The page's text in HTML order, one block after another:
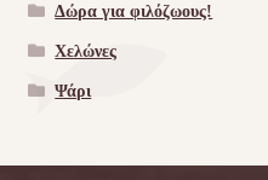
Δώρα για φιλόζωους!
Χελώνες
Ψάρι